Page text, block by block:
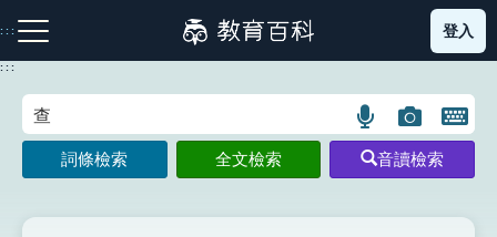
到
主
:::
注音索引圖示 筆畫索引圖示 部首索引表圖示
登入
:::
語
言
搜
圖
片
搜
開
鍵
圖
詞條檢索 全文檢索 音讀檢索